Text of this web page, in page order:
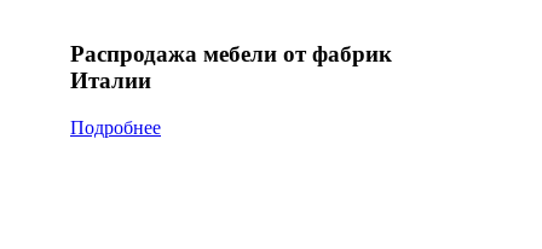
Распродажа мебели от фабрик
Италии
Подробнее